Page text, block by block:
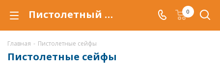
Пистолетный сейф купить в Нижнем Тагиле, сейф для пистолетов по низкой цене с доставкой. 0
Главная - Пистолетные сейфы
Пистолетные сейфы